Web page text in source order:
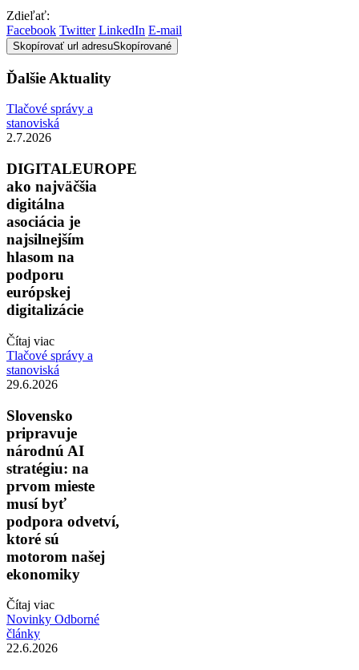
Zdieľať:
Facebook Twitter LinkedIn E-mail
Skopírovať url adresuSkopírované
Ďalšie Aktuality
Tlačové správy a
stanoviská
2.7.2026
DIGITALEUROPE
ako najväčšia
digitálna
asociácia je
najsilnejším
hlasom na
podporu
európskej
digitalizácie
Čítaj viac
Tlačové správy a
stanoviská
29.6.2026
Slovensko
pripravuje
národnú AI
stratégiu: na
prvom mieste
musí byť
podpora odvetví,
ktoré sú
motorom našej
ekonomiky
Čítaj viac
Novinky Odborné
články
22.6.2026